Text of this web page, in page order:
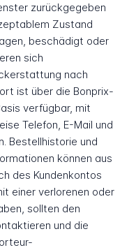
zurückgegeben
Zustand
beschädigt oder
sich
nach
ist über die Bonprix-
verfügbar, mit
Telefon, E-Mail und
Bestellhistorie und
können aus
des Kundenkontos
einer verlorenen oder
sollten den
und die